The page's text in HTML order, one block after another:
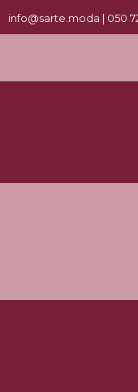
info@sarte.moda | 050